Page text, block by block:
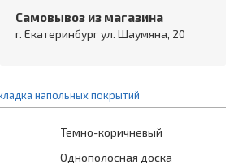
Самовывоз из магазина
г. Екатеринбург ул. Шаумяна, 20
напольных покрытий
Темно-коричневый
Однополосная доска